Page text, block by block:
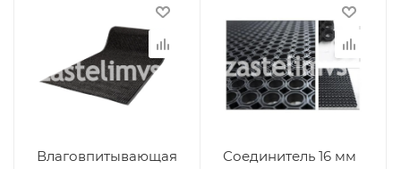
Влаговпитывающая
Соединитель 16 мм